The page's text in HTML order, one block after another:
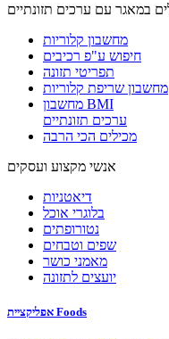
מחשבון קלוריות
חיפוש ע"פ רכיבים
תפריטי תזונה
מחשבון שריפת קלוריות
מחשבון BMI
ערכים תזונתיים
מכילים הכי הרבה
אנשי מקצוע ועסקים
דיאטניות
בלוגרי אוכל
נטורופתים
שפים וטבחים
מאמני כושר
יועצים לתזונה
אפליקציית Foods